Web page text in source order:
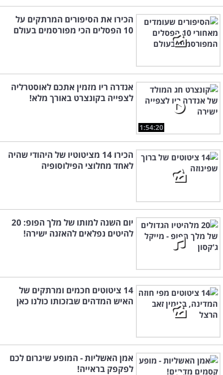
הכירו את הסיפורים המרתקים על
10 הפסלים הכי מפורסמים בעולם
1:54:20
אנדרה ריו מזמין אתכם לאוסטרליה
לצפייה בקונצרט באורך מלא!
הכירו 14 מציטוטיו של היהודי שהיה
לאחד מחלוצי הפילוסופיה
יום השנה למותו של מלך הפופ: 20
להיטים נפלאים להאזנה ישירה!
14 ציטוטים חכמים ומרתקים של
האיש המדהים שבזכותו כולנו כאן
אמן האשליות - המופע שיגרום לכם
לפקפק בראייה!